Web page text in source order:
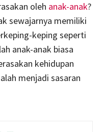
oleh anak-anak?
sewajarnya memiliki
keping seperti
anak-anak biasa
kehidupan
menjadi sasaran